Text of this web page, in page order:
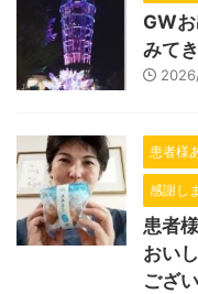
GW
みて
患者様
感謝し
患者
おい
ござ